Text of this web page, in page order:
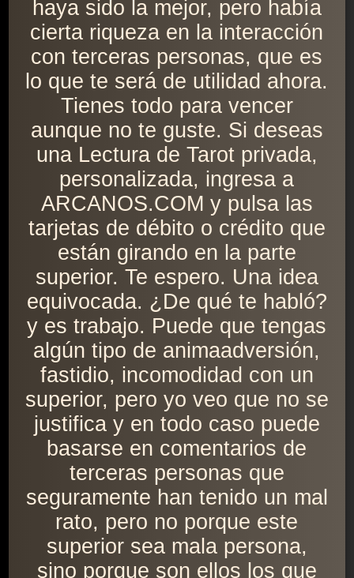
haya sido la mejor, pero había
cierta riqueza en la interacción
con terceras personas, que es
lo que te será de utilidad ahora.
Tienes todo para vencer
aunque no te guste. Si deseas
una Lectura de Tarot privada,
personalizada, ingresa a
ARCANOS.COM y pulsa las
tarjetas de débito o crédito que
están girando en la parte
superior. Te espero. Una idea
equivocada. ¿De qué te habló?
y es trabajo. Puede que tengas
algún tipo de animaadversión,
fastidio, incomodidad con un
superior, pero yo veo que no se
justifica y en todo caso puede
basarse en comentarios de
terceras personas que
seguramente han tenido un mal
rato, pero no porque este
superior sea mala persona,
sino porque son ellos los que